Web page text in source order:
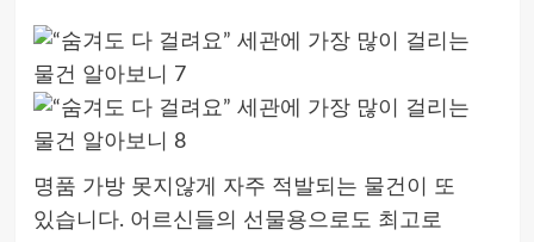
명품 가방 못지않게 자주 적발되는 물건이 또
있습니다. 어르신들의 선물용으로도 최고로